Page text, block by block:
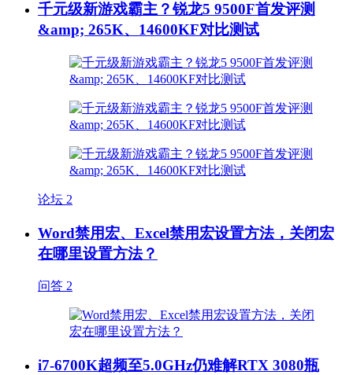
千元级新游戏霸主？锐龙5 9500F首发评测
&amp; 265K、14600KF对比测试
论坛 2
Word禁用宏、Excel禁用宏设置方法，关闭宏
在哪里设置方法？
问答 2
i7-6700K超频至5.0GHz仍难解RTX 3080瓶